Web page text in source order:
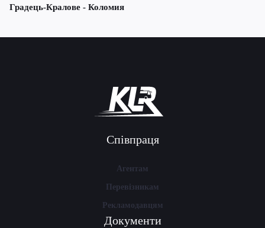
Градець-Кралове - Коломия
Співпраця
Агентам
Перевізникам
Рекламодавцям
Документи